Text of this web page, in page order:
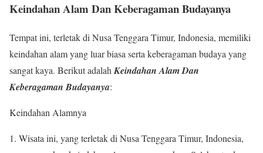
Keindahan Alam Dan Keberagaman Budayanya
Tempat ini, terletak di Nusa Tenggara Timur, Indonesia, memiliki
keindahan alam yang luar biasa serta keberagaman budaya yang
sangat kaya. Berikut adalah Keindahan Alam Dan
Keberagaman Budayanya:
Keindahan Alamnya
Wisata ini, yang terletak di Nusa Tenggara Timur, Indonesia,